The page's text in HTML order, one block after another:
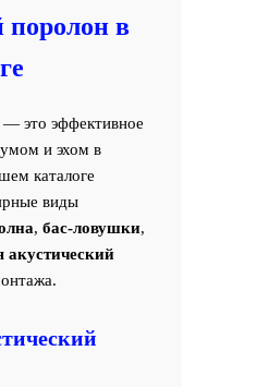
поролон в
— это эффективное
и эхом в
каталоге
виды
, бас-ловушки,